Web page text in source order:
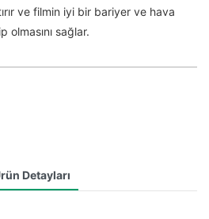
ve filmin iyi bir bariyer ve hava
sağlar.
Detayları